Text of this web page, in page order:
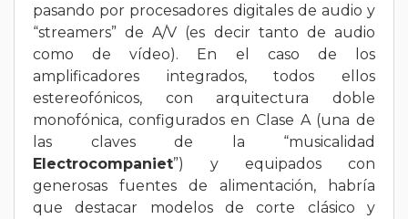
pasando por procesadores digitales de audio y
“streamers” de A/V (es decir tanto de audio
como de vídeo). En el caso de los
amplificadores integrados, todos ellos
estereofónicos, con arquitectura doble
monofónica, configurados en Clase A (una de
las claves de la “musicalidad
Electrocompaniet”) y equipados con
generosas fuentes de alimentación, habría
que destacar modelos de corte clásico y